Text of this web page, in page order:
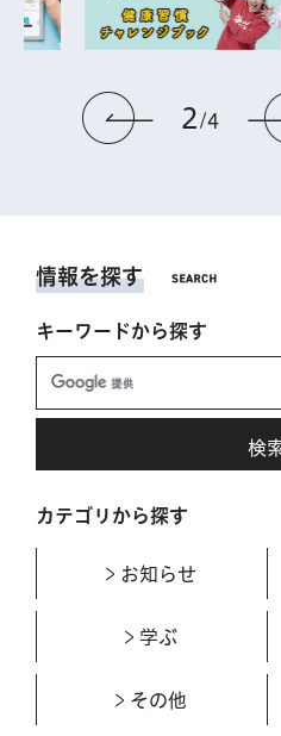
前のスラ
2 4
情報を探す
キーワードから探す
カテゴリから探す
お知らせ
学ぶ
その他